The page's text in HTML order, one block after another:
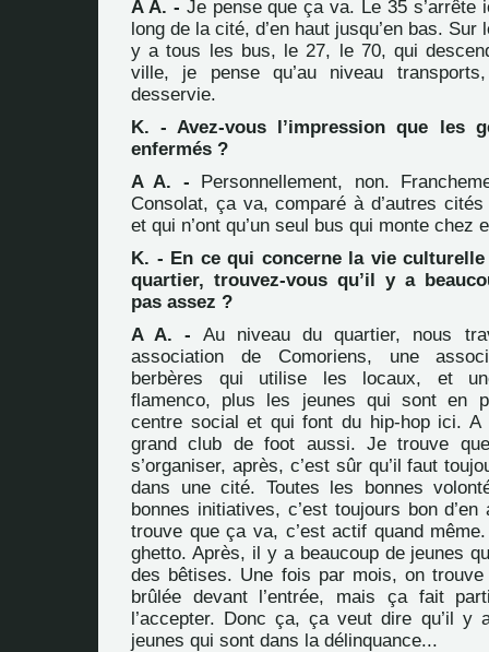
A A. - Je pense que ça va. Le 35 s’arrête
long de la cité, d’en haut jusqu’en bas. Sur
y a tous les bus, le 27, le 70, qui
ville, je pense qu’au niveau
desservie.
K. - Avez-vous l’impression que les
enfermés ?
A A. - Personnellement, non.
Consolat, ça va, comparé à d’autres
et qui n’ont qu’un seul bus qui monte chez
K. - En ce qui concerne la vie
quartier, trouvez-vous qu’il y a
pas assez ?
A A. - Au niveau du quartier, nous
association de Comoriens, une
berbères qui utilise les locaux, et
flamenco, plus les jeunes qui sont en
centre social et qui font du hip-hop ici.
grand club de foot aussi. Je trouve
s’organiser, après, c’est sûr qu’il faut
dans une cité. Toutes les bonnes
bonnes initiatives, c’est toujours bon
trouve que ça va, c’est actif quand
ghetto. Après, il y a beaucoup de jeunes
des bêtises. Une fois par mois, on
brûlée devant l’entrée, mais ça fait
l’accepter. Donc ça, ça veut dire qu’il y
jeunes qui sont dans la délinquance...